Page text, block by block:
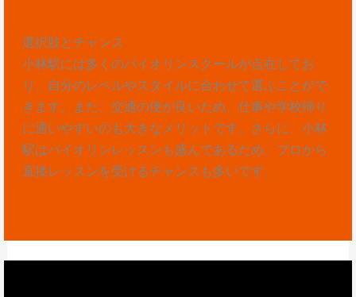
選択肢とチャンス
小林駅には多くのバイオリンスクールが点在してお
り、自分のレベルやスタイルに合わせて選ぶことがで
きます。また、交通の便が良いため、仕事や学校帰り
に通いやすいのも大きなメリットです。さらに、小林
駅はバイオリンレッスンも盛んであるため、プロから
直接レッスンを受けるチャンスも多いです。